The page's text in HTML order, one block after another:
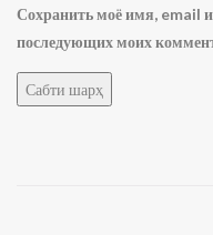
Сохранить моё имя, email и
последующих моих